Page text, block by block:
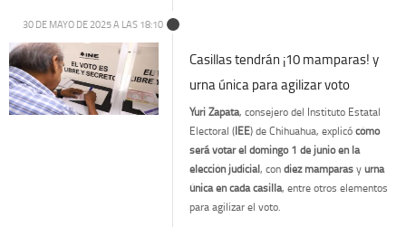
30 DE MAYO DE 2025 A LAS 18:10
Casillas tendrán ¡10 mamparas! y
urna única para agilizar voto
Yuri Zapata, consejero del Instituto Estatal
Electoral (IEE) de Chihuahua, explicócómo
será votar el domingo 1 de junio en la
elección judicial, condiez mamparasyurna
única en cada casilla, entre otros elementos
para agilizar el voto.